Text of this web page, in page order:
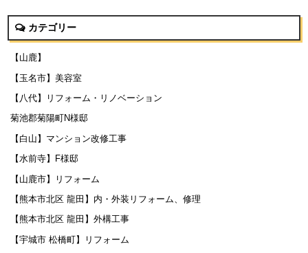
カテゴリー
【山鹿】
【玉名市】美容室
【八代】リフォーム・リノベーション
菊池郡菊陽町N様邸
【白山】マンション改修工事
【水前寺】F様邸
【山鹿市】リフォーム
【熊本市北区 龍田】内・外装リフォーム、修理
【熊本市北区 龍田】外構工事
【宇城市 松橋町】リフォーム